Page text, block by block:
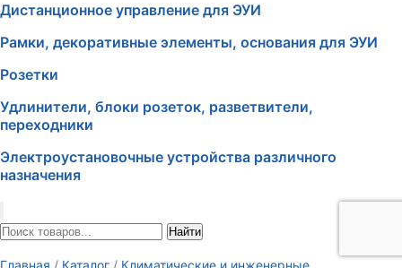
Дистанционное управление для ЭУИ
Рамки, декоративные элементы, основания для ЭУИ
Розетки
Удлинители, блоки розеток, разветвители,
переходники
Электроустановочные устройства различного
назначения
Найти
Главная / Каталог / Климатические и инженерные